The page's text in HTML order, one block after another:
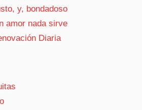
y, bondadoso
amor nada sirve
Diaria